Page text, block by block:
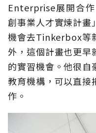
Enterprise展開合
創事業人才實煉計畫
機會去Tinkerbox等
外，這個計畫也更早
的實習機會。他很自
教育機構，可以直接
作。